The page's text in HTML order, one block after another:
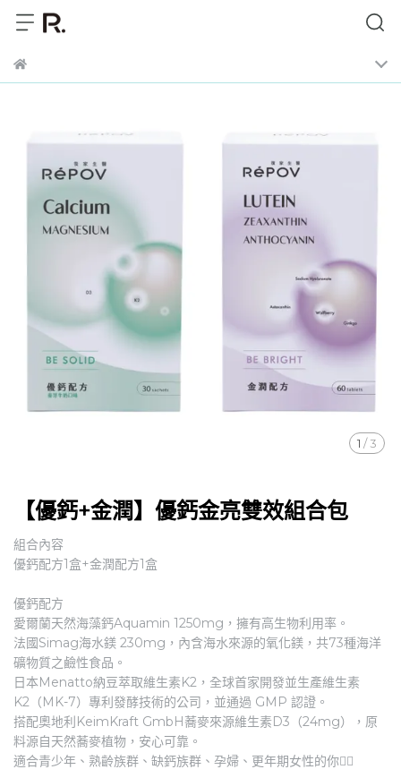
1 / 3
【優鈣+金潤】優鈣金亮雙效組合包
組合內容
優鈣配方1盒+金潤配方1盒
優鈣配方
愛爾蘭天然海藻鈣Aquamin 1250mg，擁有高生物利用率。
法國Simag海水鎂 230mg，內含海水來源的氧化鎂，共73種海洋
礦物質之鹼性食品。
日本Menatto納豆萃取維生素K2，全球首家開發並生產維生素
K2（MK-7）專利發酵技術的公司，並通過 GMP 認證。
搭配奧地利KeimKraft GmbH蕎麥來源維生素D3（24mg），原
料源自天然蕎麥植物，安心可靠。
適合青少年、熟齡族群、缺鈣族群、孕婦、更年期女性的你🏃‍♂️